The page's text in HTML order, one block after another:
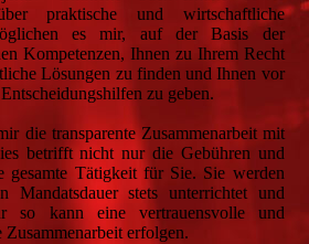
praktische und wirtschaftliche
es mir, auf der Basis der
Kompetenzen, Ihnen zu Ihrem Recht
Lösungen zu finden und Ihnen vor
zu geben.
die transparente Zusammenarbeit mit
betrifft nicht nur die Gebühren und
gesamte Tätigkeit für Sie. Sie werden
Mandatsdauer stets unterrichtet und
so kann eine vertrauensvolle und
erfolgen.